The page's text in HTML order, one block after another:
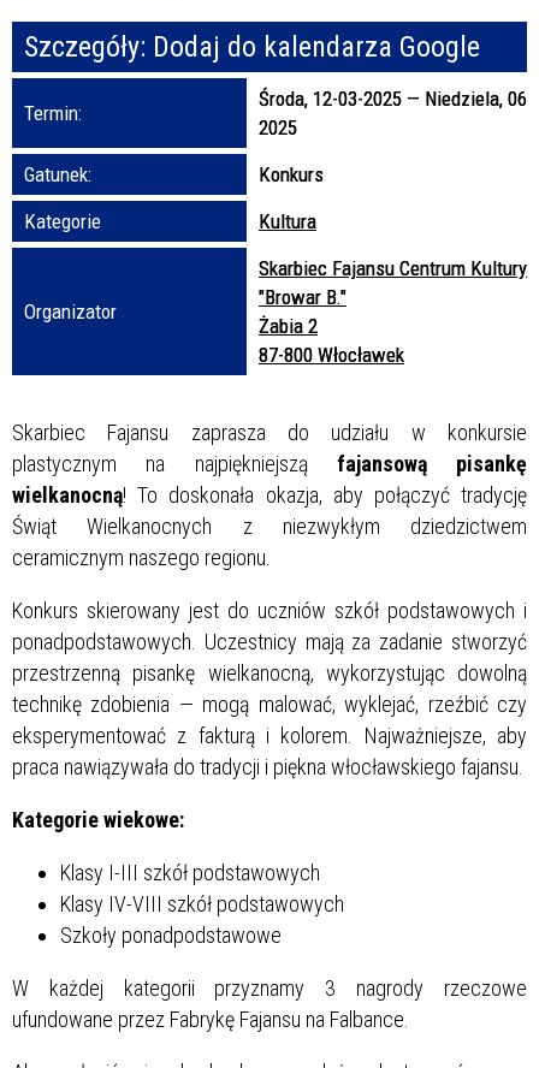
Promowane
Szczegóły: Dodaj do kalendarza Google
Termin:
Środa, 12-03-2025 — Niedziela, 06-
2025
Gatunek:
Konkurs
Kategorie
Kultura
Organizator
Skarbiec Fajansu Centrum Kultury
"Browar B."
Żabia 2
87-800 Włocławek
Skarbiec Fajansu zaprasza do udziału w konkursie
plastycznym na najpiękniejszą fajansową pisankę
wielkanocną! To doskonała okazja, aby połączyć tradycję
Świąt Wielkanocnych z niezwykłym dziedzictwem
ceramicznym naszego regionu.
Konkurs skierowany jest do uczniów szkół podstawowych i
ponadpodstawowych. Uczestnicy mają za zadanie stworzyć
przestrzenną pisankę wielkanocną, wykorzystując dowolną
technikę zdobienia — mogą malować, wyklejać, rzeźbić czy
eksperymentować z fakturą i kolorem. Najważniejsze, aby
praca nawiązywała do tradycji i piękna włocławskiego fajansu.
Kategorie wiekowe:
Klasy I-III szkół podstawowych
Klasy IV-VIII szkół podstawowych
Szkoły ponadpodstawowe
W każdej kategorii przyznamy 3 nagrody rzeczowe
ufundowane przez Fabrykę Fajansu na Falbance.